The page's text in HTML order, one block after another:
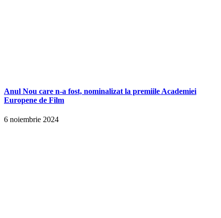
Anul Nou care n-a fost, nominalizat la premiile Academiei
Europene de Film
6 noiembrie 2024